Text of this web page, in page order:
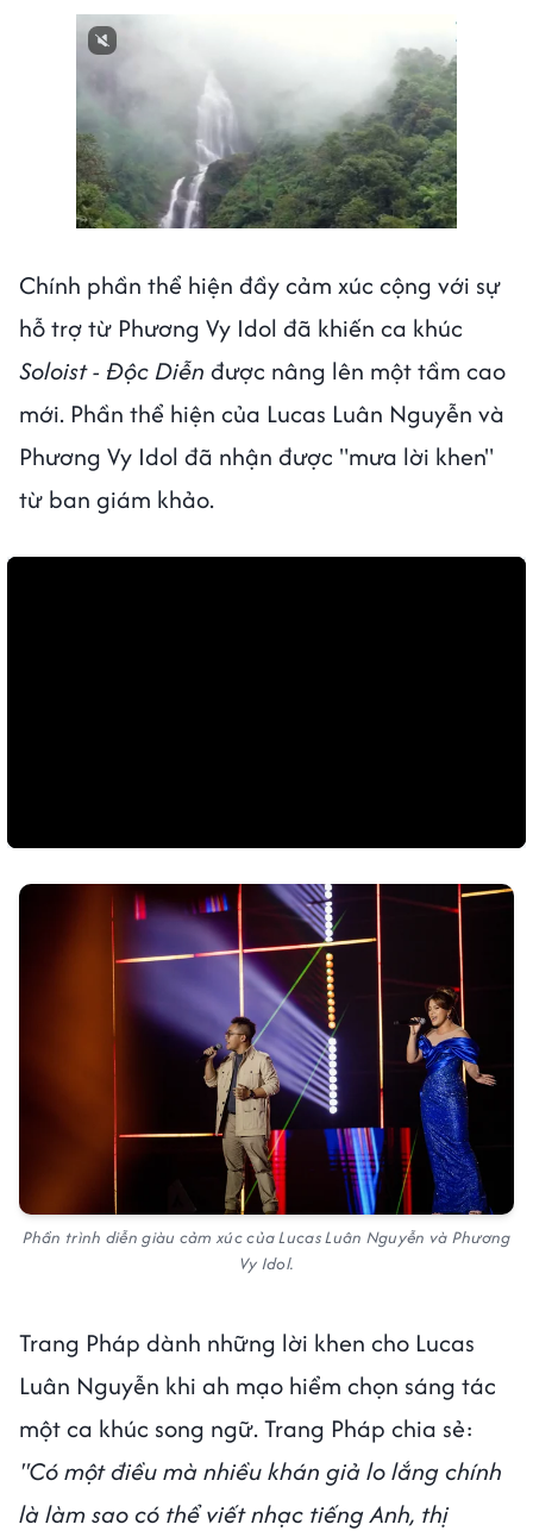
Next video in 1 Cancel
Chính phần thể hiện đầy cảm xúc cộng với sự
hỗ trợ từ Phương Vy Idol đã khiến ca khúc
Soloist - Độc Diễn được nâng lên một tầm cao
mới. Phần thể hiện của Lucas Luân Nguyễn và
Phương Vy Idol đã nhận được "mưa lời khen"
từ ban giám khảo.
Phần trình diễn giàu cảm xúc của Lucas Luân Nguyễn và Phương
Vy Idol.
Trang Pháp dành những lời khen cho Lucas
Luân Nguyễn khi ah mạo hiểm chọn sáng tác
một ca khúc song ngữ. Trang Pháp chia sẻ:
"Có một điều mà nhiều khán giả lo lắng chính
là làm sao có thể viết nhạc tiếng Anh, thị